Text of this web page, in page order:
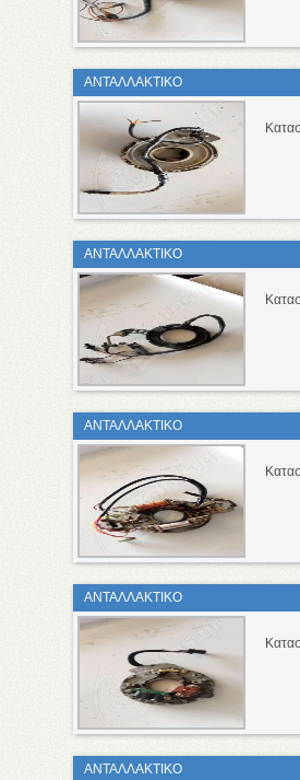
ΑΝΤΑΛΛΑΚΤΙΚΟ
ΑΝΤΑΛΛΑΚΤΙΚΟ
ΑΝΤΑΛΛΑΚΤΙΚΟ
ΑΝΤΑΛΛΑΚΤΙΚΟ
ΑΝΤΑΛΛΑΚΤΙΚΟ